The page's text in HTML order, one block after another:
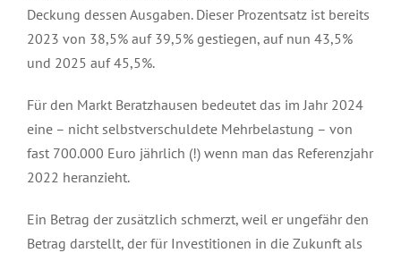
Deckung dessen Ausgaben. Dieser Prozentsatz ist bereits
2023 von 38,5% auf 39,5% gestiegen, auf nun 43,5%
und 2025 auf 45,5%.
Für den Markt Beratzhausen bedeutet das im Jahr 2024
eine – nicht selbstverschuldete Mehrbelastung – von
fast 700.000 Euro jährlich (!) wenn man das Referenzjahr
2022 heranzieht.
Ein Betrag der zusätzlich schmerzt, weil er ungefähr den
Betrag darstellt, der für Investitionen in die Zukunft als